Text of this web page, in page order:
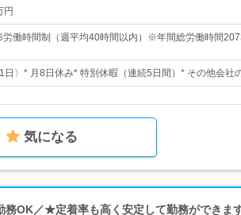
円
労働時間制（週平均40時間以内）※年間総労働時間
日〉* 月8日休み* 特別休暇（連続5日間）* その他会社
気になる
OK／★定着率も高く安定して勤務ができます